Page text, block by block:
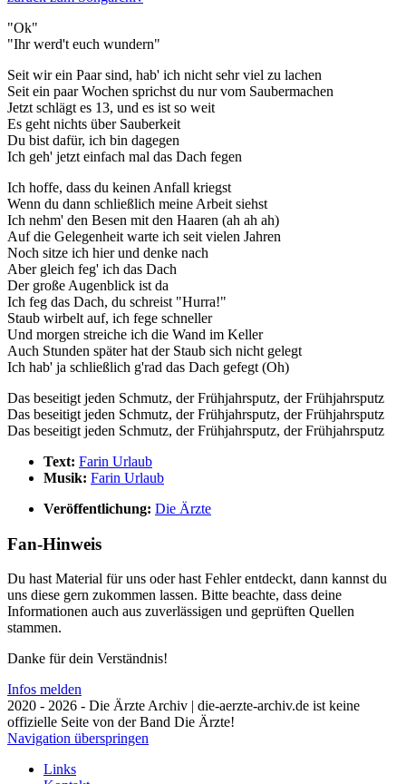
"Ok"
"Ihr werd't euch wundern"
Seit wir ein Paar sind, hab' ich nicht sehr viel zu lachen
Seit ein paar Wochen sprichst du nur vom Saubermachen
Jetzt schlägt es 13, und es ist so weit
Es geht nichts über Sauberkeit
Du bist dafür, ich bin dagegen
Ich geh' jetzt einfach mal das Dach fegen
Ich hoffe, dass du keinen Anfall kriegst
Wenn du dann schließlich meine Arbeit siehst
Ich nehm' den Besen mit den Haaren (ah ah ah)
Auf die Gelegenheit warte ich seit vielen Jahren
Noch sitze ich hier und denke nach
Aber gleich feg' ich das Dach
Der große Augenblick ist da
Ich feg das Dach, du schreist "Hurra!"
Staub wirbelt auf, ich fege schneller
Und morgen streiche ich die Wand im Keller
Auch Stunden später hat der Staub sich nicht gelegt
Ich hab' ja schließlich g'rad das Dach gefegt (Oh)
Das beseitigt jeden Schmutz, der Frühjahrsputz, der Frühjahrsputz
Das beseitigt jeden Schmutz, der Frühjahrsputz, der Frühjahrsputz
Das beseitigt jeden Schmutz, der Frühjahrsputz, der Frühjahrsputz
Text: Farin Urlaub
Musik: Farin Urlaub
Veröffentlichung: Die Ärzte
Fan-Hinweis
Du hast Material für uns oder hast Fehler entdeckt, dann kannst du
uns diese gern zukommen lassen. Bitte beachte, dass deine
Informationen auch aus zuverlässigen und geprüften Quellen
stammen.
Danke für dein Verständnis!
Infos melden
2020 - 2026 - Die Ärzte Archiv | die-aerzte-archiv.de ist keine
offizielle Seite von der Band Die Ärzte!
Navigation überspringen
Links